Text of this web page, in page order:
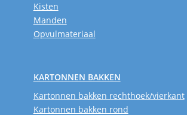
Kisten
Manden
Opvulmateriaal
KARTONNEN BAKKEN
Kartonnen bakken rechthoek/vierkant
Kartonnen bakken rond